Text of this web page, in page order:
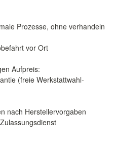
Prozesse, ohne verhandeln
vor Ort
Aufpreis:
(freie Werkstattwahl-
nach Herstellervorgaben